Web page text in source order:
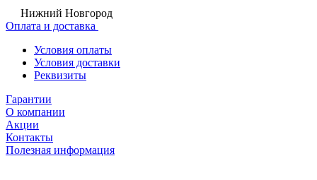
Нижний Новгород
Оплата и доставка
Условия оплаты
Условия доставки
Реквизиты
Гарантии
О компании
Акции
Контакты
Полезная информация